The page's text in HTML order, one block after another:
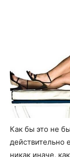
Как бы это не
действительно
никак иначе,